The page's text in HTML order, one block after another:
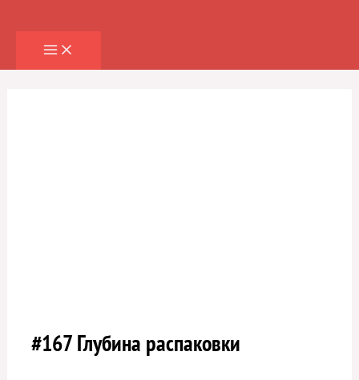
содержимому
#167 Глубина распаковки